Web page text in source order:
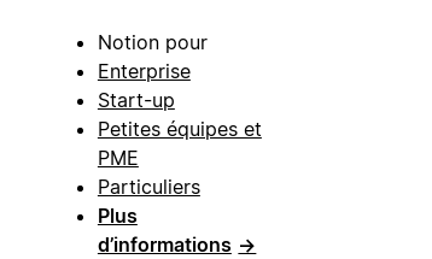
Notion pour
Enterprise
Start-up
Petites équipes et
PME
Particuliers
Plus
d’informations →